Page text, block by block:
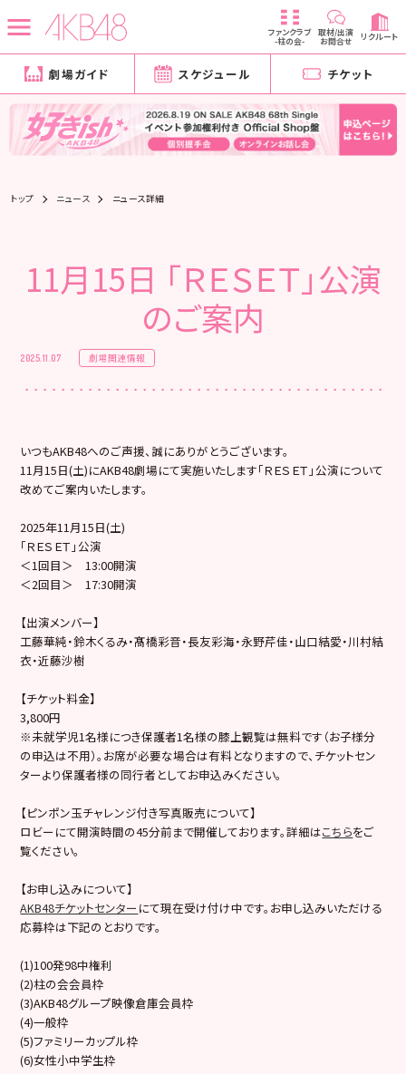
ファンクラブ
-柱の会-
取材/出演
お問合せ リクルート
劇場ガイド スケジュール チケット
トップ ニュース ニュース詳細
11月15日 「ＲＥＳＥＴ」公演
のご案内
2025.11.07 劇場関連情報
いつもAKB48へのご声援、誠にありがとうございます。
11月15日(土)にAKB48劇場にて実施いたします「ＲＥＳＥＴ」公演について
改めてご案内いたします。
2025年11月15日(土)
「ＲＥＳＥＴ」公演
＜1回目＞ 13:00開演
＜2回目＞ 17:30開演
【出演メンバー】
工藤華純・鈴木くるみ・髙橋彩音・長友彩海・永野芹佳・山口結愛・川村結
衣・近藤沙樹
【チケット料金】
3,800円
※未就学児1名様につき保護者1名様の膝上観覧は無料です（お子様分
の申込は不用）。お席が必要な場合は有料となりますので、チケットセン
ターより保護者様の同行者としてお申込みください。
【ピンポン玉チャレンジ付き写真販売について】
ロビーにて開演時間の45分前まで開催しております。詳細はこちらをご
覧ください。
【お申し込みについて】
AKB48チケットセンター にて現在受け付け中です。お申し込みいただける
応募枠は下記のとおりです。
(1)100発98中権利
(2)柱の会会員枠
(3)AKB48グループ映像倉庫会員枠
(4)一般枠
(5)ファミリーカップル枠
(6)女性小中学生枠